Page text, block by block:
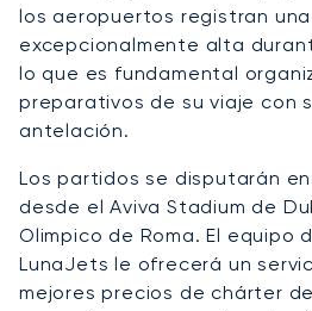
los aeropuertos registran
excepcionalmente alta
lo que es fundamental
preparativos de su viaje con
antelación.
Los partidos se disputarán
desde el Aviva Stadium de
Olimpico de Roma. El equipo
LunaJets le ofrecerá un
mejores precios de chárter